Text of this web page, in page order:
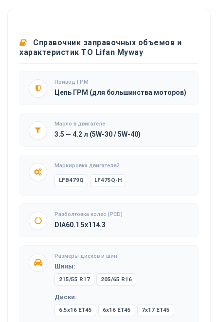
Справочник заправочных объемов и
характеристик ТО Lifan Myway
Привод ГРМ
Цепь ГРМ (для большинства моторов)
Масло в двигателе
3.5 — 4.2 л (5W-30 / 5W-40)
Маркировка двигателей
LFB479Q LF475Q-H
Разболтовка колес (PCD)
DIA60.1 5x114.3
Размеры дисков и шин
Шины:
215/55 R17 205/65 R16
Диски:
6.5x16 ET45 6x16 ET45 7x17 ET45